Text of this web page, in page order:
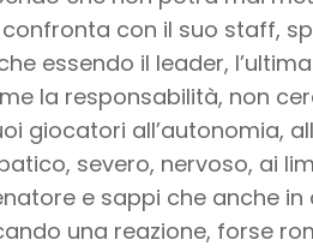
confronta con il suo staff,
essendo il leader,
la responsabilità, non
giocatori all’autonomia,
severo, nervoso, ai
e sappi che anche
una reazione, forse